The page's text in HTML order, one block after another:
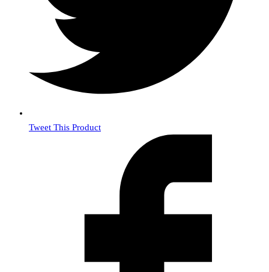
Tweet This Product